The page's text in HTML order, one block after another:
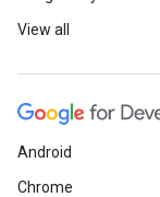
View all
Android
Chrome